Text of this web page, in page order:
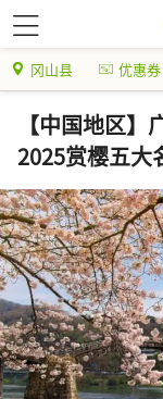
冈山县 优惠券
【中国地区
2025赏樱五大